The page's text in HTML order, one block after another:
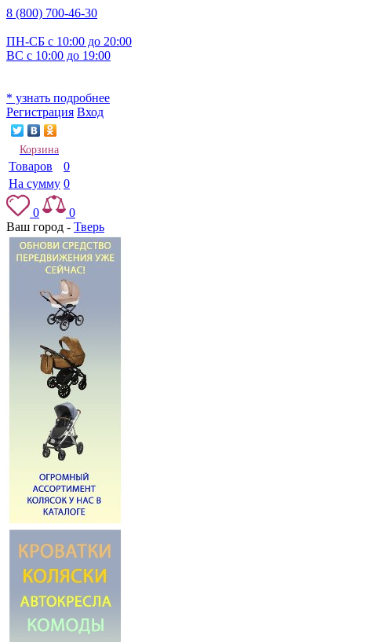
8 (800) 700-46-30
ПН-СБ с 10:00 до 20:00
ВС с 10:00 до 19:00
* узнать подробнее
Регистрация Вход
Корзина
Товаров
0
На сумму 0
0
0
Ваш город - Тверь